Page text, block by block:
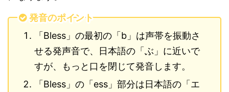
発音のポイント
「Bless」の最初の「b」は声帯を振動さ
せる発声音で、日本語の「ぶ」に近いで
すが、もっと口を閉じて発音します。
「Bless」の「ess」部分は日本語の「エ